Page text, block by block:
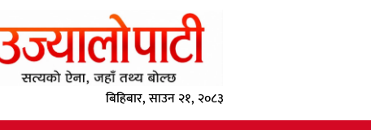
बिहिबार, साउन २१, २०८३